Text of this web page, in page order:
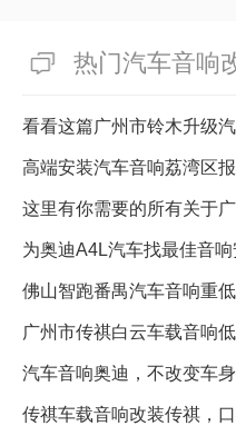
热门汽车音响
看看这篇广州市铃木升级
高端安装汽车音响荔湾区
这里有你需要的所有关于
为奥迪A4L汽车找最佳音
佛山智跑番禺汽车音响重
广州市传祺白云车载音响
汽车音响奥迪，不改变车
传祺车载音响改装传祺，